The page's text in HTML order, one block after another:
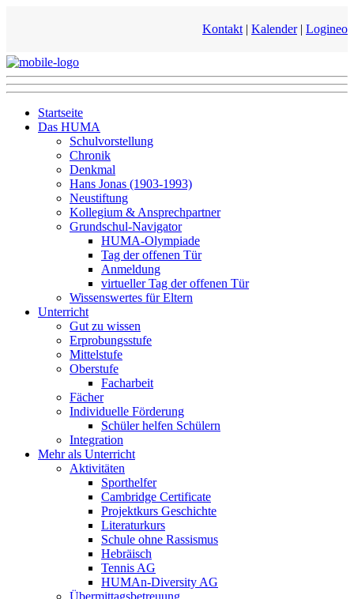
Kontakt | Kalender| Logineo
Startseite
Das HUMA
Schulvorstellung
Chronik
Denkmal
Hans Jonas (1903-1993)
Neustiftung
Kollegium & Ansprechpartner
Grundschul-Navigator
HUMA-Olympiade
Tag der offenen Tür
Anmeldung
virtueller Tag der offenen Tür
Wissenswertes für Eltern
Unterricht
Gut zu wissen
Erprobungsstufe
Mittelstufe
Oberstufe
Facharbeit
Fächer
Individuelle Förderung
Schüler helfen Schülern
Integration
Mehr als Unterricht
Aktivitäten
Sporthelfer
Cambridge Certificate
Projektkurs Geschichte
Literaturkurs
Schule ohne Rassismus
Hebräisch
Tennis AG
HUMAn-Diversity AG
Übermittagsbetreuung